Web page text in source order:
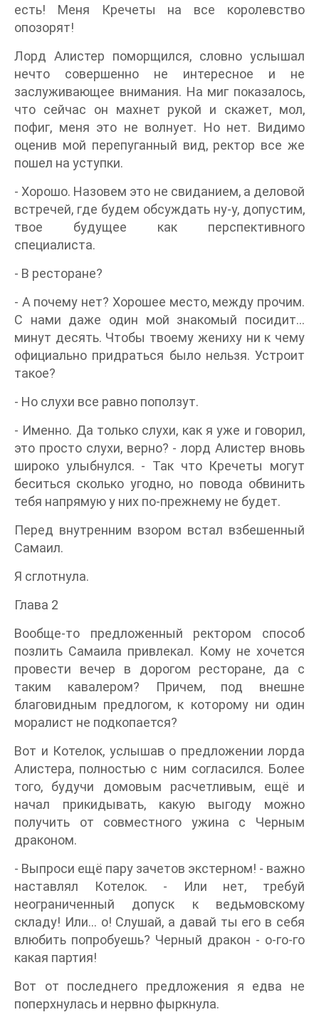
есть! Меня Кречеты на все королевство
опозорят!
Лорд Алистер поморщился, словно услышал
нечто совершенно не интересное и не
заслуживающее внимания. На миг показалось,
что сейчас он махнет рукой и скажет, мол,
пофиг, меня это не волнует. Но нет. Видимо
оценив мой перепуганный вид, ректор все же
пошел на уступки.
- Хорошо. Назовем это не свиданием, а деловой
встречей, где будем обсуждать ну-у, допустим,
твое будущее как перспективного
специалиста.
- В ресторане?
- А почему нет? Хорошее место, между прочим.
С нами даже один мой знакомый посидит…
минут десять. Чтобы твоему жениху ни к чему
официально придраться было нельзя. Устроит
такое?
- Но слухи все равно поползут.
- Именно. Да только слухи, как я уже и говорил,
это просто слухи, верно? - лорд Алистер вновь
широко улыбнулся. - Так что Кречеты могут
беситься сколько угодно, но повода обвинить
тебя напрямую у них по-прежнему не будет.
Перед внутренним взором встал взбешенный
Самаил.
Я сглотнула.
Глава 2
Вообще-то предложенный ректором способ
позлить Самаила привлекал. Кому не хочется
провести вечер в дорогом ресторане, да с
таким кавалером? Причем, под внешне
благовидным предлогом, к которому ни один
моралист не подкопается?
Вот и Котелок, услышав о предложении лорда
Алистера, полностью с ним согласился. Более
того, будучи домовым расчетливым, ещё и
начал прикидывать, какую выгоду можно
получить от совместного ужина с Черным
драконом.
- Выпроси ещё пару зачетов экстерном! - важно
наставлял Котелок. - Или нет, требуй
неограниченный допуск к ведьмовскому
складу! Или… о! Слушай, а давай ты его в себя
влюбить попробуешь? Черный дракон - о-го-го
какая партия!
Вот от последнего предложения я едва не
поперхнулась и нервно фыркнула.